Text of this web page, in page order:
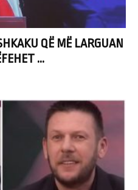
QË MË LARGUAN
...